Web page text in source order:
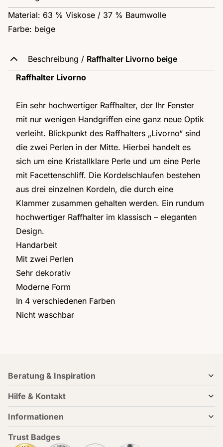
Material: 63 % Viskose / 37 % Baumwolle
Farbe: beige
Beschreibung / Raffhalter Livorno beige
Raffhalter Livorno
Ein sehr hochwertiger Raffhalter, der Ihr Fenster
mit nur wenigen Handgriffen eine ganz neue Optik
verleiht. Blickpunkt des Raffhalters „Livorno“ sind
die zwei Perlen in der Mitte. Hierbei handelt es
sich um eine Kristallklare Perle und um eine Perle
mit Facettenschliff. Die Kordelschlaufen bestehen
aus drei einzelnen Kordeln, die durch eine
Klammer zusammen gehalten werden. Ein rundum
hochwertiger Raffhalter im klassisch – eleganten
Design.
Handarbeit
Mit zwei Perlen
Sehr dekorativ
Moderne Form
In 4 verschiedenen Farben
Nicht waschbar
Beratung & Inspiration
Hilfe & Kontakt
Informationen
Trust Badges